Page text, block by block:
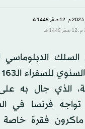
الدبلوماسي
الذي جال به
تواجه فرنسا في
فقرة خاصة